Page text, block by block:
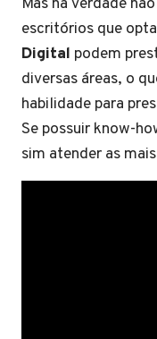
escritórios que
Digital podem
diversas áreas, o
habilidade para
Se possuir know-
sim atender as